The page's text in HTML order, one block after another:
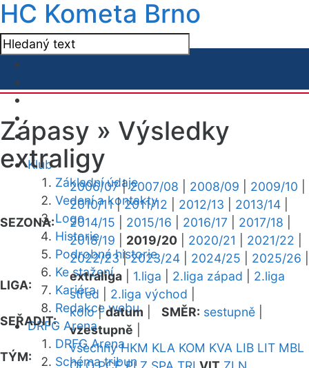
HC Kometa Brno
Klub
Základní údaje
Vedení a kontakty
Logo
Historie
Podrobná historie
Ke stažení
Kariéra
Redakce webu
DRFG Arena
DRFG Arena
Schéma tribun
Zápasy » Výsledky
extraligy
SEZONA:
2006/07|2007/08 2008/09 2009/10
2010/11|2011/12 2012/13 2013/14
2014/15
2015/16 2016/17 2017/18
2018/19
2019/20 2020/21 2021/22
2022/23|2023/24 2024/25 2025/26
LIGA:
extraliga 1.liga 2.liga západ
2.liga
střed
2.liga východ
SEŘADIT:
kolo|datum SMĚR: sestupně
vzestupně
TÝM:
všechny HKM KLA KOM KVA LIB LIT MBL